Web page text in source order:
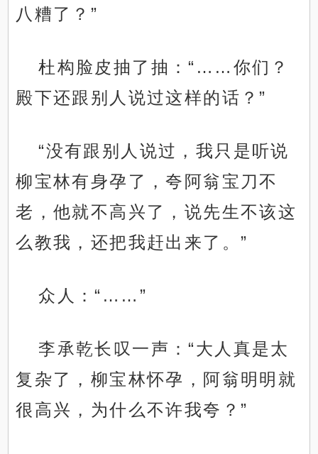
八糟了？”
杜构脸皮抽了抽：“……你们？
殿下还跟别人说过这样的话？”
“没有跟别人说过，我只是听说
柳宝林有身孕了，夸阿翁宝刀不
老，他就不高兴了，说先生不该这
么教我，还把我赶出来了。”
众人：“……”
李承乾长叹一声：“大人真是太
复杂了，柳宝林怀孕，阿翁明明就
很高兴，为什么不许我夸？”